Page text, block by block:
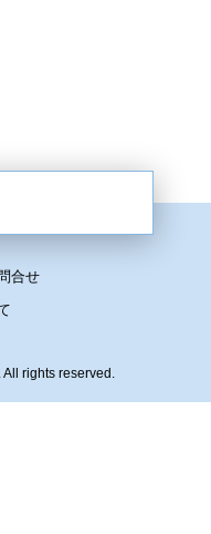
rights reserved.